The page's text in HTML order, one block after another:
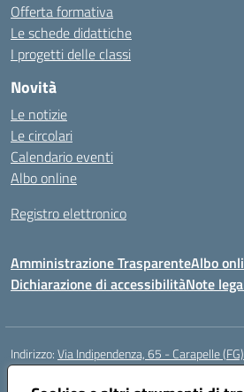
Offerta formativa
Le schede didattiche
I progetti delle classi
Novità
Le notizie
Le circolari
Calendario eventi
Albo online
Registro elettronico
Amministrazione TrasparenteAlbo
Dichiarazione di accessibilitàNote
Indirizzo:Via Indipendenza, 65 - Carapelle (FG)
Centralino: